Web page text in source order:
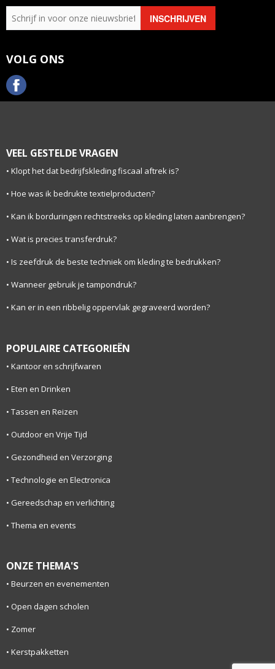
VOLG ONS
VEEL GESTELDE VRAGEN
Klopt het dat bedrijfskleding fiscaal aftrek is?
Hoe was ik bedrukte textielproducten?
Kan ik borduringen rechtstreeks op kleding laten aanbrengen?
Wat is precies transferdruk?
Is zeefdruk de beste techniek om kleding te bedrukken?
Wanneer gebruik je tampondruk?
Kan er in een ribbelig oppervlak gegraveerd worden?
POPULAIRE CATEGORIEËN
Kantoor en schrijfwaren
Eten en Drinken
Tassen en Reizen
Outdoor en Vrije Tijd
Gezondheid en Verzorging
Technologie en Electronica
Gereedschap en verlichting
Thema en events
ONZE THEMA'S
Beurzen en evenementen
Open dagen scholen
Zomer
Kerstpakketten